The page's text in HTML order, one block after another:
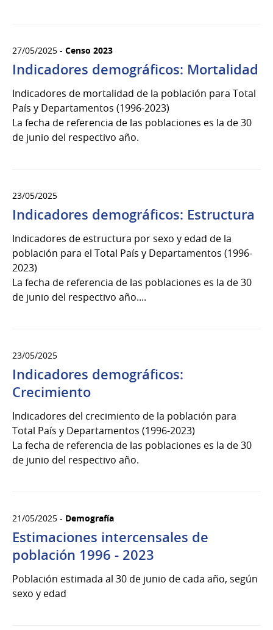
27/05/2025 - Censo 2023
Indicadores demográficos: Mortalidad
Indicadores de mortalidad de la población para Total
País y Departamentos (1996-2023)
La fecha de referencia de las poblaciones es la de 30
de junio del respectivo año.
23/05/2025
Indicadores demográficos: Estructura
Indicadores de estructura por sexo y edad de la
población para el Total País y Departamentos (1996-
2023)
La fecha de referencia de las poblaciones es la de 30
de junio del respectivo año....
23/05/2025
Indicadores demográficos:
Crecimiento
Indicadores del crecimiento de la población para
Total País y Departamentos (1996-2023)
La fecha de referencia de las poblaciones es la de 30
de junio del respectivo año.
21/05/2025 - Demografía
Estimaciones intercensales de
población 1996 - 2023
Población estimada al 30 de junio de cada año, según
sexo y edad